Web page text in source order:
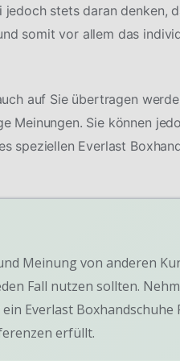
stets daran denken,
somit vor allem das
auf Sie übertragen
Meinungen. Sie können
speziellen Everlast
Meinung von anderen
Fall nutzen sollten.
Everlast Boxhandschuhe
erfüllt.